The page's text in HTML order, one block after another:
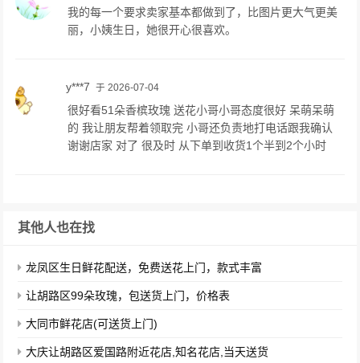
我的每一个要求卖家基本都做到了，比图片更大气更美
丽，小姨生日，她很开心很喜欢。
y***7 于 2026-07-04
很好看51朵香槟玫瑰 送花小哥小哥态度很好 呆萌呆萌
的 我让朋友帮着领取完 小哥还负责地打电话跟我确认
谢谢店家 对了 很及时 从下单到收货1个半到2个小时
其他人也在找
龙凤区生日鲜花配送，免费送花上门，款式丰富
让胡路区99朵玫瑰，包送货上门，价格表
大同市鲜花店(可送货上门)
大庆让胡路区爱国路附近花店,知名花店,当天送货